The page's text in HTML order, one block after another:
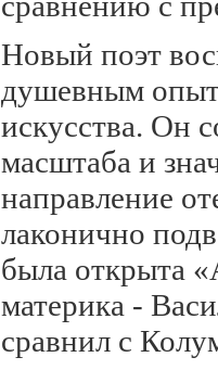
Новый поэт
душевным
искусства. Он
масштаба и
направление
лаконично
была открыта
материка -
сравнил с